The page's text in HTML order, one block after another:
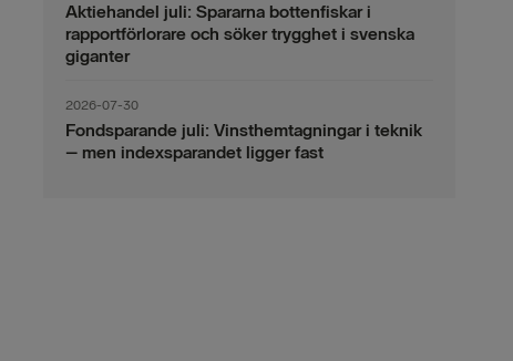
Aktiehandel juli: Spararna bottenfiskar i
rapportförlorare och söker trygghet i svenska
giganter
2026-07-30
Fondsparande juli: Vinsthemtagningar i teknik
– men indexsparandet ligger fast